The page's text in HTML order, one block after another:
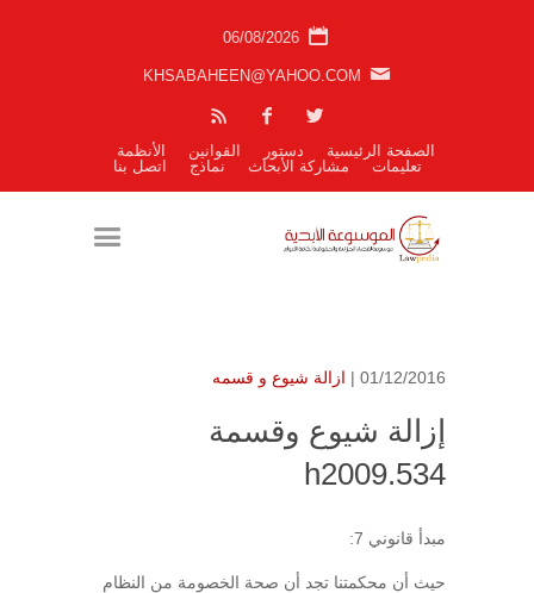
06/08/2026
KHSABAHEEN@YAHOO.COM
الصفحة الرئيسية دستور القوانين
الأنظمة
تعليمات
مشاركة الأبحاث نماذج اتصل بنا
01/12/2016 | ازالة شيوع و قسمه
إزالة شيوع وقسمة
h2009.534
مبدأ قانوني 7:
حيث أن محكمتنا تجد أن صحة الخصومة من النظام